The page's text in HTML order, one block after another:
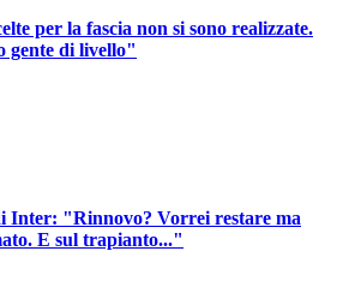
per la fascia non si sono realizzate.
gente di livello"
Inter: "Rinnovo? Vorrei restare ma
E sul trapianto..."